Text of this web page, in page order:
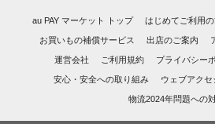
au PAY マーケット トップ はじめてご利用
お買いもの補償サービス 出店のご案内
運営会社 ご利用規約 プライバシー
安心・安全への取り組み ウェブアク
物流2024年問題への